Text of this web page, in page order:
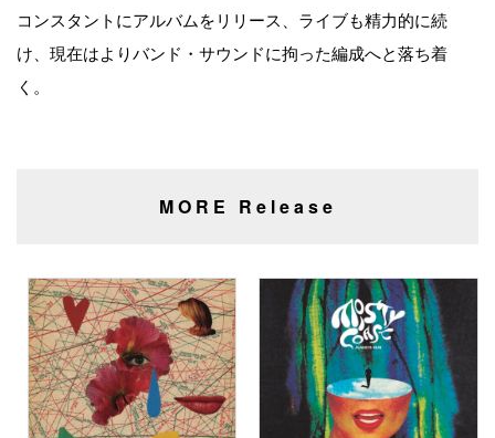
コンスタントにアルバムをリリース、ライブも精力的に続
け、現在はよりバンド・サウンドに拘った編成へと落ち着
く。
MORE Release